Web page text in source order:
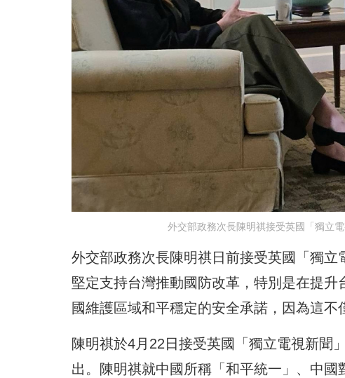
外交部政務次長陳明祺接受英國「獨立
外交部政務次長陳明祺日前接受英國「獨
堅定支持台灣推動國防改革，特別是在提
國維護區域和平穩定的安全承諾，因為這不
陳明祺於4月22日接受英國「獨立電視新聞
出。陳明祺就中國所稱「和平統一」、中國